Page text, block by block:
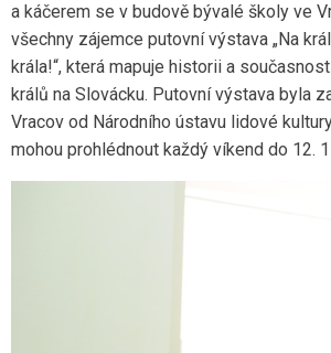
a káčerem se v budově bývalé školy ve
všechny zájemce putovní výstava „Na
krála!“, která mapuje historii a
králů na Slovácku. Putovní výstava byla
Vracov od Národního ústavu lidové
mohou prohlédnout každý víkend do 12.